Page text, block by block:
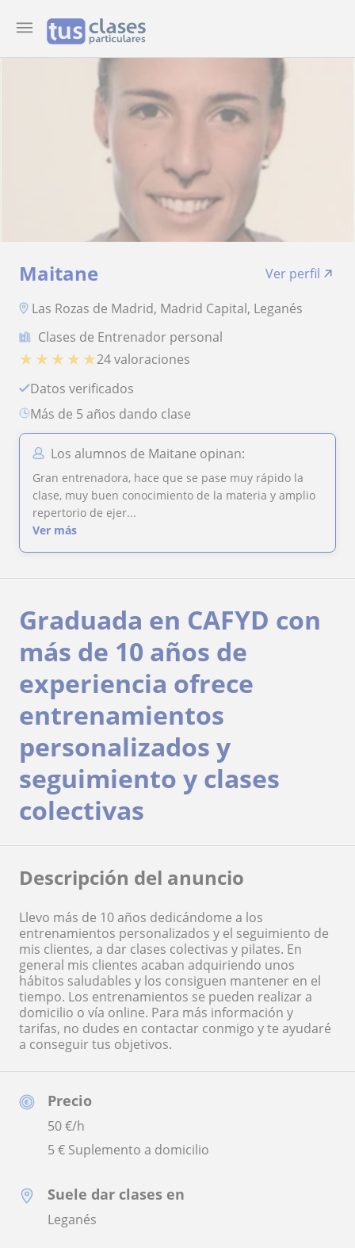
Maitane
Ver perfil
Las Rozas de Madrid, Madrid Capital, Leganés
Clases de Entrenador personal
★ ★ ★ ★ ★24 valoraciones
Datos verificados
más de 5 años dando clase
Los alumnos de Maitane opinan:
Gran entrenadora, hace que se pase muy rápido la
clase, muy buen conocimiento de la materia y amplio
repertorio de ejer...
Ver más
Precio
50€/h
5 € Suplemento a domicilio
Suele dar clases en
Leganés
Graduada en CAFYD con
más de 10 años de
experiencia ofrece
entrenamientos
personalizados y
seguimiento y clases
colectivas
Descripción del anuncio
Llevo más de 10 años dedicándome a los
entrenamientos personalizados y el seguimiento de
mis clientes, a dar clases colectivas y pilates. En
general mis clientes acaban adquiriendo unos
hábitos saludables y los consiguen mantener en el
tiempo. Los entrenamientos se pueden realizar a
domicilio o vía online. Para más información y
tarifas, no dudes en contactar conmigo y te ayudaré
a conseguir tus objetivos.